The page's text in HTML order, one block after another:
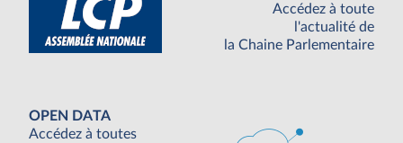
Accédez à toute
l'actualité de
la Chaine Parlementaire
OPEN DATA
Accédez à toutes